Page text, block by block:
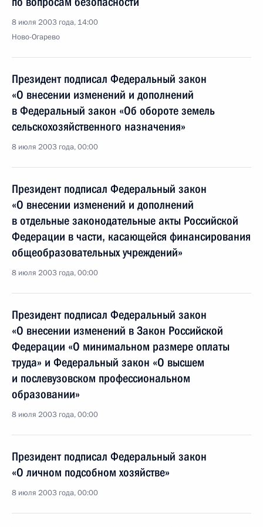
8 июля 2003 года, 14:00
Ново-Огарево
Президент подписал Федеральный закон
«О внесении изменений и дополнений
в Федеральный закон «Об обороте земель
сельскохозяйственного назначения»
8 июля 2003 года, 00:00
Президент подписал Федеральный закон
«О внесении изменений и дополнений
в отдельные законодательные акты Российской
Федерации в части, касающейся финансирования
общеобразовательных учреждений»
8 июля 2003 года, 00:00
Президент подписал Федеральный закон
«О внесении изменений в Закон Российской
Федерации «О минимальном размере оплаты
труда» и Федеральный закон «О высшем
и послевузовском профессиональном
образовании»
8 июля 2003 года, 00:00
Президент подписал Федеральный закон
«О личном подсобном хозяйстве»
8 июля 2003 года, 00:00